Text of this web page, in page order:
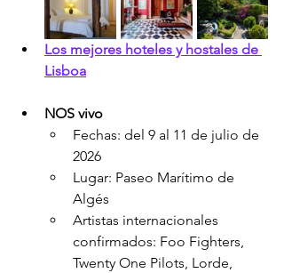
Los mejores hoteles y hostales de
Lisboa
NOS vivo
Fechas: del 9 al 11 de julio de
2026
Lugar: Paseo Marítimo de
Algés
Artistas internacionales
confirmados: Foo Fighters,
Twenty One Pilots, Lorde,